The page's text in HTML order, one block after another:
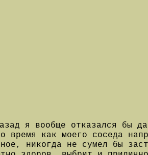
я вообще отказался бы
как моего соседа
никогда не сумел бы